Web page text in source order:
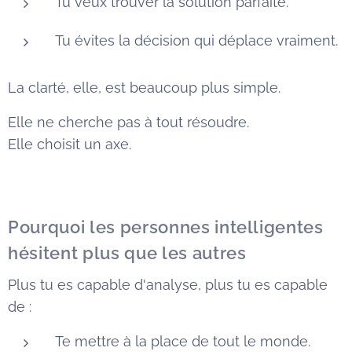
Tu évites la décision qui déplace vraiment.
La clarté, elle, est beaucoup plus simple.
Elle ne cherche pas à tout résoudre.
Elle choisit un axe.
Pourquoi les personnes intelligentes
hésitent plus que les autres
Plus tu es capable d'analyse, plus tu es capable
de :
Te mettre à la place de tout le monde.